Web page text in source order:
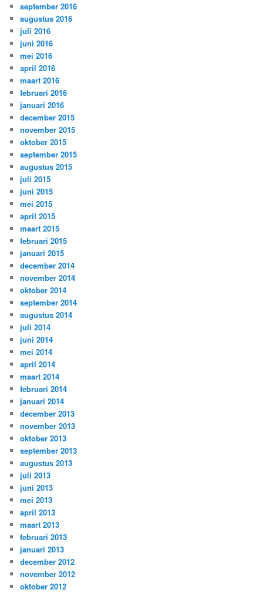
september 2016
augustus 2016
juli 2016
juni 2016
mei 2016
april 2016
maart 2016
februari 2016
januari 2016
december 2015
november 2015
oktober 2015
september 2015
augustus 2015
juli 2015
juni 2015
mei 2015
april 2015
maart 2015
februari 2015
januari 2015
december 2014
november 2014
oktober 2014
september 2014
augustus 2014
juli 2014
juni 2014
mei 2014
april 2014
maart 2014
februari 2014
januari 2014
december 2013
november 2013
oktober 2013
september 2013
augustus 2013
juli 2013
juni 2013
mei 2013
april 2013
maart 2013
februari 2013
januari 2013
december 2012
november 2012
oktober 2012